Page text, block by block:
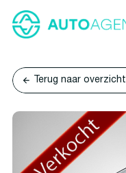
Terug naar overzicht